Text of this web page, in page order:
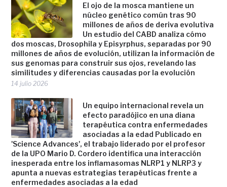
El ojo de la mosca mantiene un
núcleo genético común tras 90
millones de años de deriva evolutiva
Un estudio del CABD analiza cómo
dos moscas, Drosophila y Episyrphus, separadas por 90
millones de años de evolución, utilizan la información de
sus genomas para construir sus ojos, revelando las
similitudes y diferencias causadas por la evolución
14 julio 2026
Un equipo internacional revela un
efecto paradójico en una diana
terapéutica contra enfermedades
asociadas a la edad Publicado en
'Science Advances', el trabajo liderado por el profesor
de la UPO Mario D. Cordero identifica una interacción
inesperada entre los inflamasomas NLRP1 y NLRP3 y
apunta a nuevas estrategias terapéuticas frente a
enfermedades asociadas a la edad